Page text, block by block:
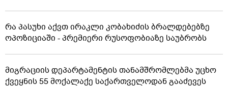
რა პასუხი აქვთ ირაკლი კობახიძის ბრალდებებზე
ოპოზიციაში - პრემიერი რუსოფობიაზე საუბრობს
მიგრაციის დეპარტამენტის თანამშრომლებმა უცხო
ქვეყნის 55 მოქალაქე საქართველოდან გააძევეს